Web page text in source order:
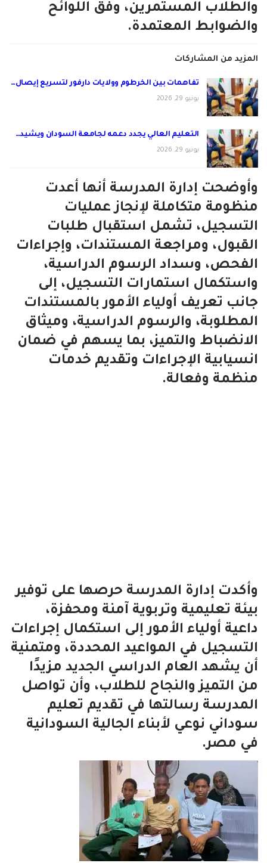
والطلاب المستمرين، وفق اللوائح
والضوابط المعتمدة.
المزيد من المشاركات
تفاهمات بين الخرطوم وولايات دارفور لتسريع إيصال…
يونيو 29, 2026
التعليم العالي يجدد دعمه لجامعة السودان ويشيد…
يونيو 29, 2026
وأوضحت إدارة المدرسة أنها أعدت
منظومة متكاملة لإنجاز عمليات
التسجيل، تشمل استقبال طلبات
القبول، ومراجعة المستندات، وإجراءات
الفحص، وسداد الرسوم الدراسية،
واستكمال استمارات التسجيل، إلى
جانب تعريف أولياء الأمور بالمستندات
المطلوبة، والرسوم الدراسية، وميثاق
الانضباط والتميز، بما يسهم في ضمان
انسيابية الإجراءات وتقديم خدمات
منظمة وفعالة.
وأكدت إدارة المدرسة حرصها على توفير
بيئة تعليمية وتربوية آمنة ومحفزة،
داعية أولياء الأمور إلى استكمال إجراءات
التسجيل في المواعيد المحددة، ومتمنية
أن يشهد العام الدراسي الجديد مزيدًا
من التميز والنجاح للطلاب، وأن تواصل
المدرسة رسالتها في تقديم تعليم
سوداني نوعي لأبناء الجالية السودانية
في مصر.